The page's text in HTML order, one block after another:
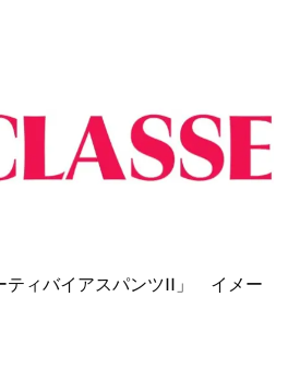
ティバイアスパンツII」 イメー